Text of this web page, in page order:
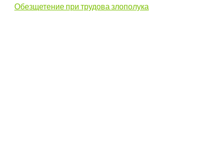
Обезщетение при трудова злополука